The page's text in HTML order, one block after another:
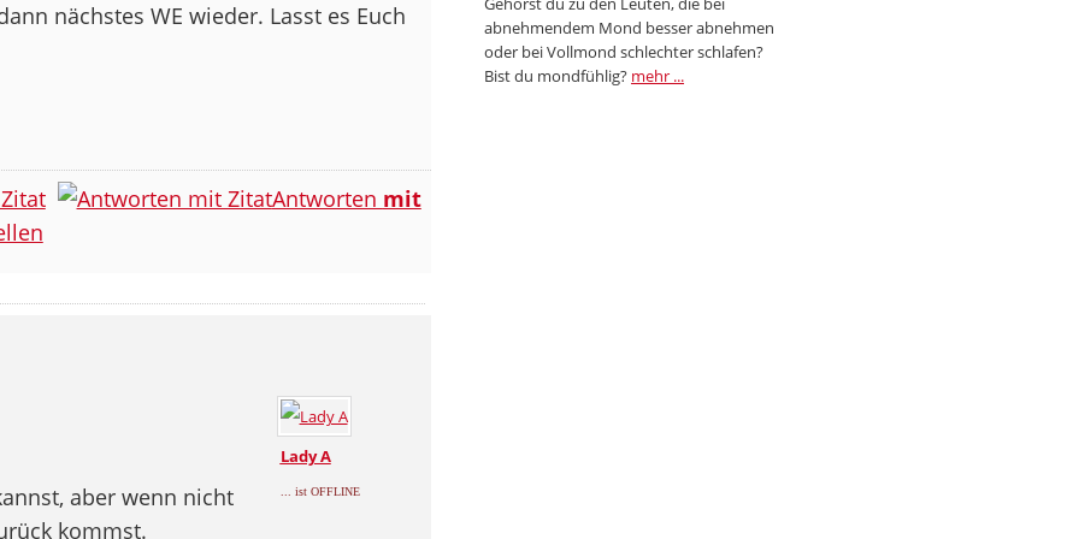
abnehmendem Mond besser abnehmen
oder bei Vollmond schlechter schlafen?
Bist du mondfühlig? mehr ...
nächstes WE wieder. Lasst es Euch
Antworten mit
Lady A
... ist OFFLINE
aber wenn nicht
kommst.